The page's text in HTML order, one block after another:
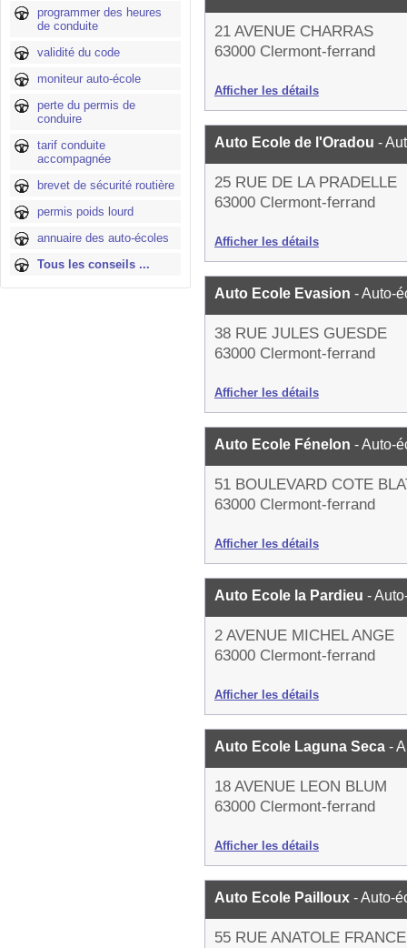
programmer des heures
de conduite
validité du code
moniteur auto-école
perte du permis de
conduire
tarif conduite
accompagnée
brevet de sécurité routière
permis poids lourd
annuaire des auto-écoles
Tous les conseils ...
21 AVENUE CHARRAS
63000 Clermont-ferrand
Afficher les détails
Auto Ecole de l'Oradou -
25 RUE DE LA PRADELLE
63000 Clermont-ferrand
Afficher les détails
Auto Ecole Evasion - Auto-
38 RUE JULES GUESDE
63000 Clermont-ferrand
Afficher les détails
Auto Ecole Fénelon - Auto-
51 BOULEVARD COTE
63000 Clermont-ferrand
Afficher les détails
Auto Ecole la Pardieu -
2 AVENUE MICHEL ANGE
63000 Clermont-ferrand
Afficher les détails
Auto Ecole Laguna Seca -
18 AVENUE LEON BLUM
63000 Clermont-ferrand
Afficher les détails
Auto Ecole Pailloux - Auto-
55 RUE ANATOLE FRANCE